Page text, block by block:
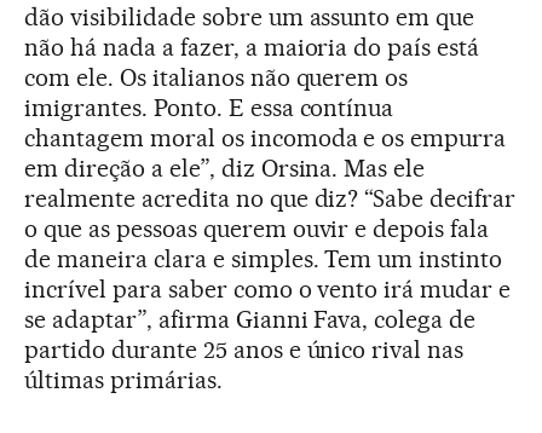
dão visibilidade sobre um assunto em que
não há nada a fazer, a maioria do país está
com ele. Os italianos não querem os
imigrantes. Ponto. E essa contínua
chantagem moral os incomoda e os empurra
em direção a ele”, diz Orsina. Mas ele
realmente acredita no que diz? “Sabe decifrar
o que as pessoas querem ouvir e depois fala
de maneira clara e simples. Tem um instinto
incrível para saber como o vento irá mudar e
se adaptar”, afirma Gianni Fava, colega de
partido durante 25 anos e único rival nas
últimas primárias.